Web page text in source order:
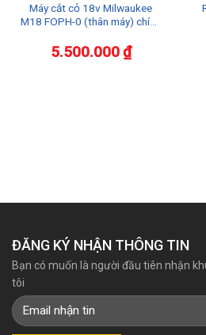
Máy cắt cỏ 18v Milwaukee
M18 FOPH-0 (thân máy) chính
5.500.000₫
ĐĂNG KÝ NHẬN THÔNG TIN
Bạn có muốn là người đầu tiên nhận
tôi